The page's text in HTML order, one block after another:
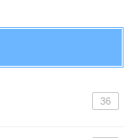
36